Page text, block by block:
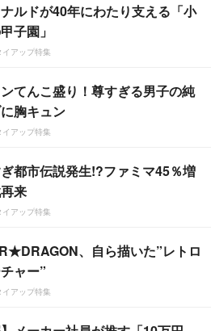
ルドが40年にわたり支える「小
子園」
イアップ特集
てんこ盛り！尊すぎる男子の純
胸キュン
イアップ特集
都市伝説発生!?ファミマ45％増
来
イアップ特集
、自ら描いた”レトロ
ャー”
イアップ特集